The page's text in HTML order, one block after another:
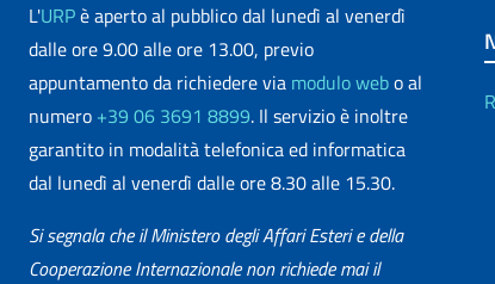
L'URPè aperto al pubblico dal lunedì al venerdì
dalle ore 9.00 alle ore 13.00, previo
appuntamento da richiedere via modulo webo al
numero +39 06 3691 8899. Il servizio è inoltre
garantito in modalità telefonica ed informatica
dal lunedì al venerdì dalle ore 8.30 alle 15.30.
Si segnala che il Ministero degli Affari Esteri e della
Cooperazione Internazionale non richiede mai il